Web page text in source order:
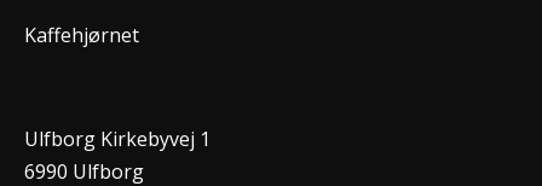
Kaffehjørnet
Ulfborg Kirkebyvej 1
6990 Ulfborg